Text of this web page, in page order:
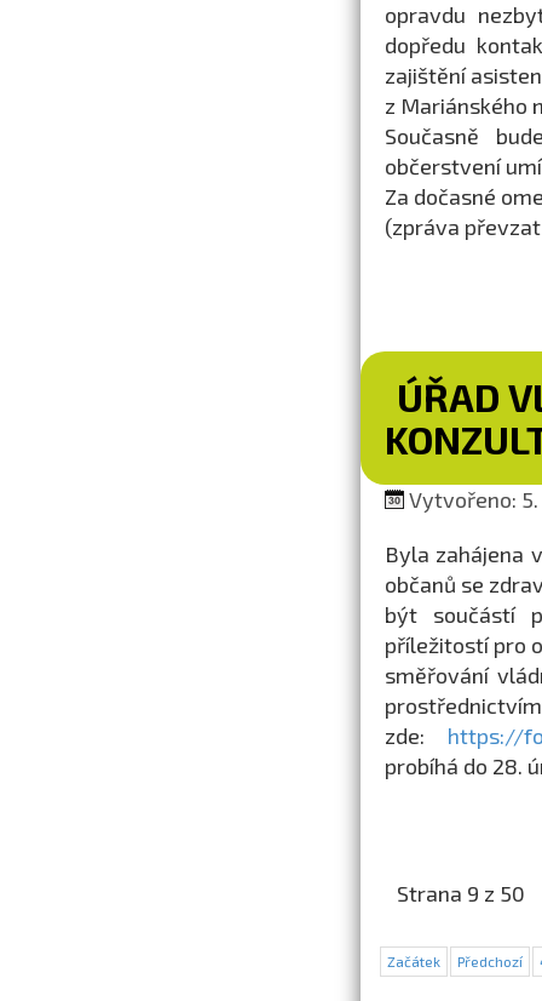
opravdu
dopředu
zajištění
z Mariánského
Současně
občerstvení
Za dočasné
(zpráva
ÚŘAD
Vytvořeno: 5.
Byla zahájena
občanů se
být součástí
příležitostí pro
směřování
zde: https://
probíhá do 28.
Strana 9 z 50
Začátek Předchozí